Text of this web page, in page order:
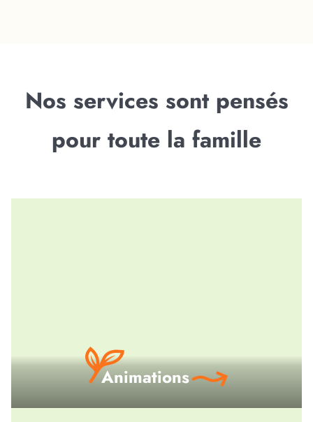
Nos services sont pensés
pour toute la famille
Animations